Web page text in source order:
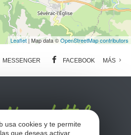
Leaflet | Map data ©OpenStreetMap contributors
MESSENGER FACEBOOK MÁS
usa cookies y te permite
que deseas activar